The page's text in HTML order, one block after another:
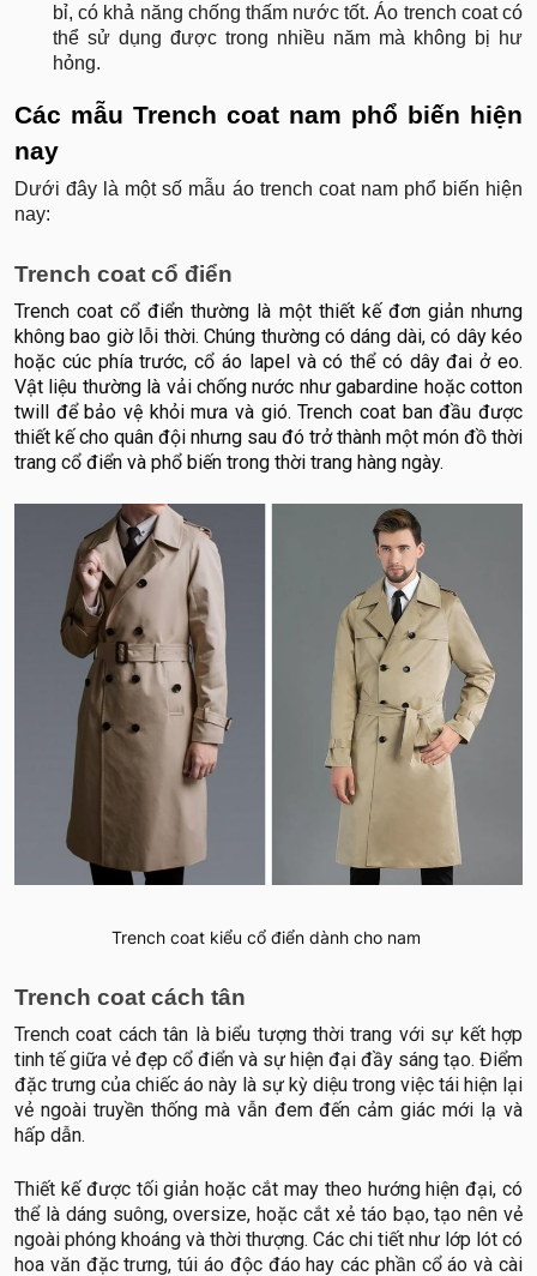
bỉ, có khả năng chống thấm nước tốt. Áo trench coat có
thể sử dụng được trong nhiều năm mà không bị hư
hỏng.
Các mẫu Trench coat nam phổ biến hiện
nay
Dưới đây là một số mẫu áo trench coat nam phổ biến hiện
nay:
Trench coat cổ điển
Trench coat cổ điển thường là một thiết kế đơn giản nhưng
không bao giờ lỗi thời. Chúng thường có dáng dài, có dây kéo
hoặc cúc phía trước, cổ áo lapel và có thể có dây đai ở eo.
Vật liệu thường là vải chống nước như gabardine hoặc cotton
twill để bảo vệ khỏi mưa và gió. Trench coat ban đầu được
thiết kế cho quân đội nhưng sau đó trở thành một món đồ thời
trang cổ điển và phổ biến trong thời trang hàng ngày.
Trench coat kiểu cổ điển dành cho nam
Trench coat cách tân
Trench coat cách tân là biểu tượng thời trang với sự kết hợp
tinh tế giữa vẻ đẹp cổ điển và sự hiện đại đầy sáng tạo. Điểm
đặc trưng của chiếc áo này là sự kỳ diệu trong việc tái hiện lại
vẻ ngoài truyền thống mà vẫn đem đến cảm giác mới lạ và
hấp dẫn.
Thiết kế được tối giản hoặc cắt may theo hướng hiện đại, có
thể là dáng suông, oversize, hoặc cắt xẻ táo bạo, tạo nên vẻ
ngoài phóng khoáng và thời thượng. Các chi tiết như lớp lót có
hoa văn đặc trưng, túi áo độc đáo hay các phần cổ áo và cài